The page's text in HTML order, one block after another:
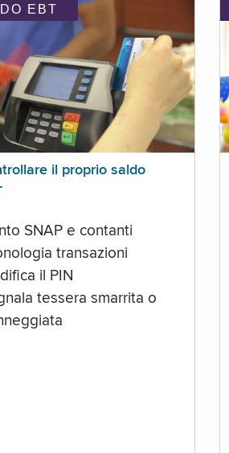
EBT
il proprio saldo
SNAP e contanti
transazioni
il PIN
tessera smarrita o